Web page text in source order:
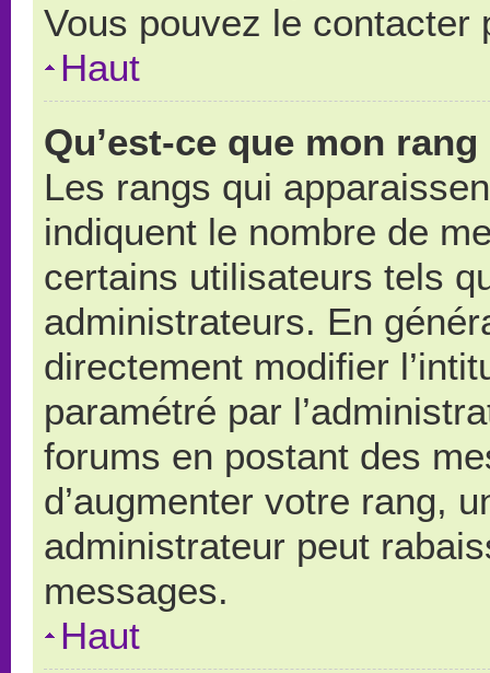
Vous pouvez le contacter
Haut
Qu’est-ce que mon
Les rangs qui
indiquent le nombre de
certains utilisateurs tels
administrateurs. En
directement modifier
paramétré par
forums en postant des
d’augmenter votre rang,
administrateur peut
messages.
Haut